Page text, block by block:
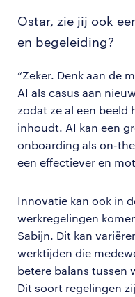
Ostar, zie jij ook
en begeleiding?
“Zeker. Denk aan de
AI als casus aan
zodat ze al een beeld
inhoudt. AI kan een
onboarding als on-
een effectiever en
Innovatie kan ook in
werkregelingen
Sabijn. Dit kan
werktijden die
betere balans tussen
Dit soort regelingen